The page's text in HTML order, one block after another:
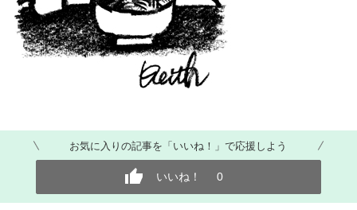
お気に入りの記事を「いいね！」で応援しよう
いいね！ 0